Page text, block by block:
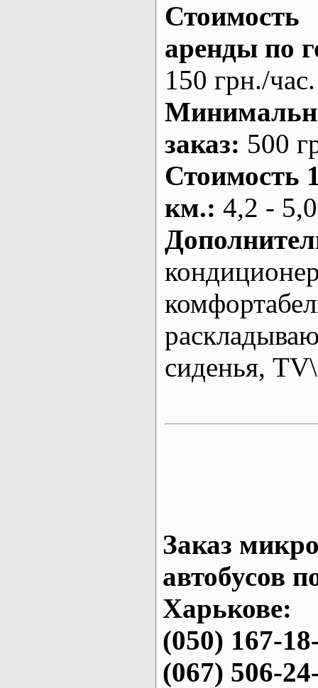
Стоимость
аренды по
150 грн./час.
заказ: 500
Стоимость
км.: 4,2 -
сиденья,
Заказ
автобусов
Харькове:
(050) 167-
(067) 506-